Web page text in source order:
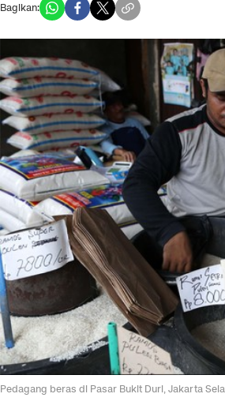
Bagikan:
Pedagang beras di Pasar Bukit Duri, Jakarta